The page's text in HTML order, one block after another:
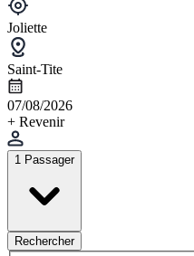
Joliette
Saint-Tite
07/08/2026
+ Revenir
1 Passager
Rechercher